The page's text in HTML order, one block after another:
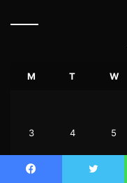
M T W
3 4 5
10